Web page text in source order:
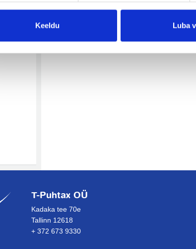
Keeldu Luba
T-Puhtax OÜ
Kadaka tee 70e
Tallinn 12618
+ 372 673 9330